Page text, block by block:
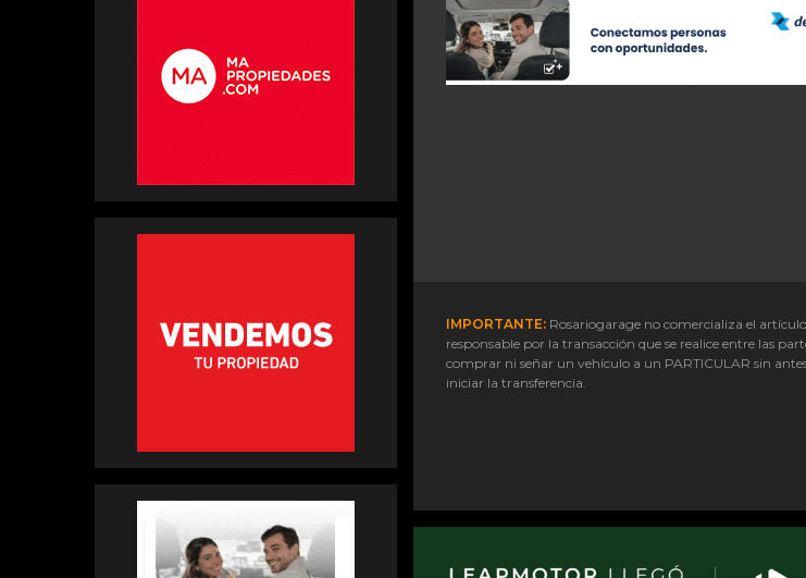
IMPORTANTE:Rosariogarage no comercializa el
responsable por la transacción que se realice entre las
comprar ni señar un vehículo a un PARTICULAR sin
iniciar la transferencia.